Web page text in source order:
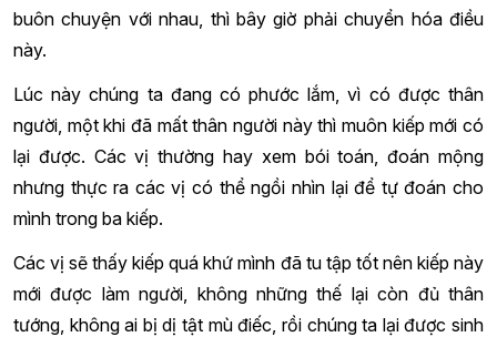
buôn chuyện với nhau, thì bây giờ phải chuyển hóa điều
này.
Lúc này chúng ta đang có phước lắm, vì có được thân
người, một khi đã mất thân người này thì muôn kiếp mới có
lại được. Các vị thường hay xem bói toán, đoán mộng
nhưng thực ra các vị có thể ngồi nhìn lại để tự đoán cho
mình trong ba kiếp.
Các vị sẽ thấy kiếp quá khứ mình đã tu tập tốt nên kiếp này
mới được làm người, không những thế lại còn đủ thân
tướng, không ai bị dị tật mù điếc, rồi chúng ta lại được sinh